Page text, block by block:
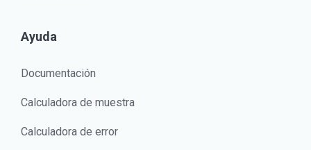
Ayuda
Documentación
Calculadora de muestra
Calculadora de error